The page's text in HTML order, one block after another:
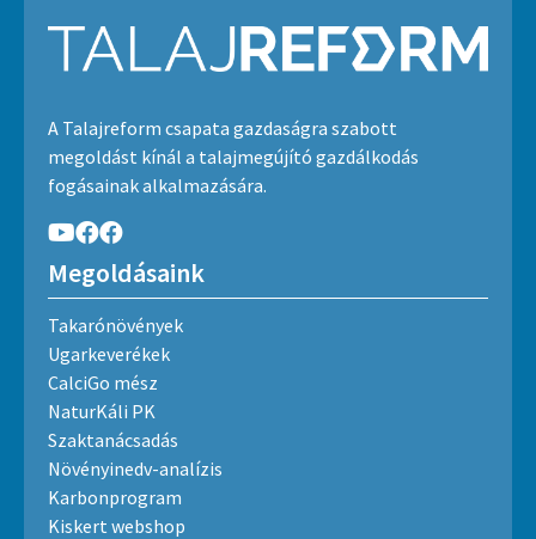
A Talajreform csapata gazdaságra szabott
megoldást kínál a talajmegújító gazdálkodás
fogásainak alkalmazására.
Megoldásaink
Takarónövények
Ugarkeverékek
CalciGo mész
NaturKáli PK
Szaktanácsadás
Növényinedv-analízis
Karbonprogram
Kiskert webshop